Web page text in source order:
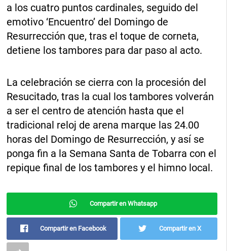
a los cuatro puntos cardinales, seguido del
emotivo ‘Encuentro’ del Domingo de
Resurrección que, tras el toque de corneta,
detiene los tambores para dar paso al acto.
La celebración se cierra con la procesión del
Resucitado, tras la cual los tambores volverán
a ser el centro de atención hasta que el
tradicional reloj de arena marque las 24.00
horas del Domingo de Resurrección, y así se
ponga fin a la Semana Santa de Tobarra con el
repique final de los tambores y el himno local.
Compartir en Whatsapp
Compartir en Facebook Compartir en X